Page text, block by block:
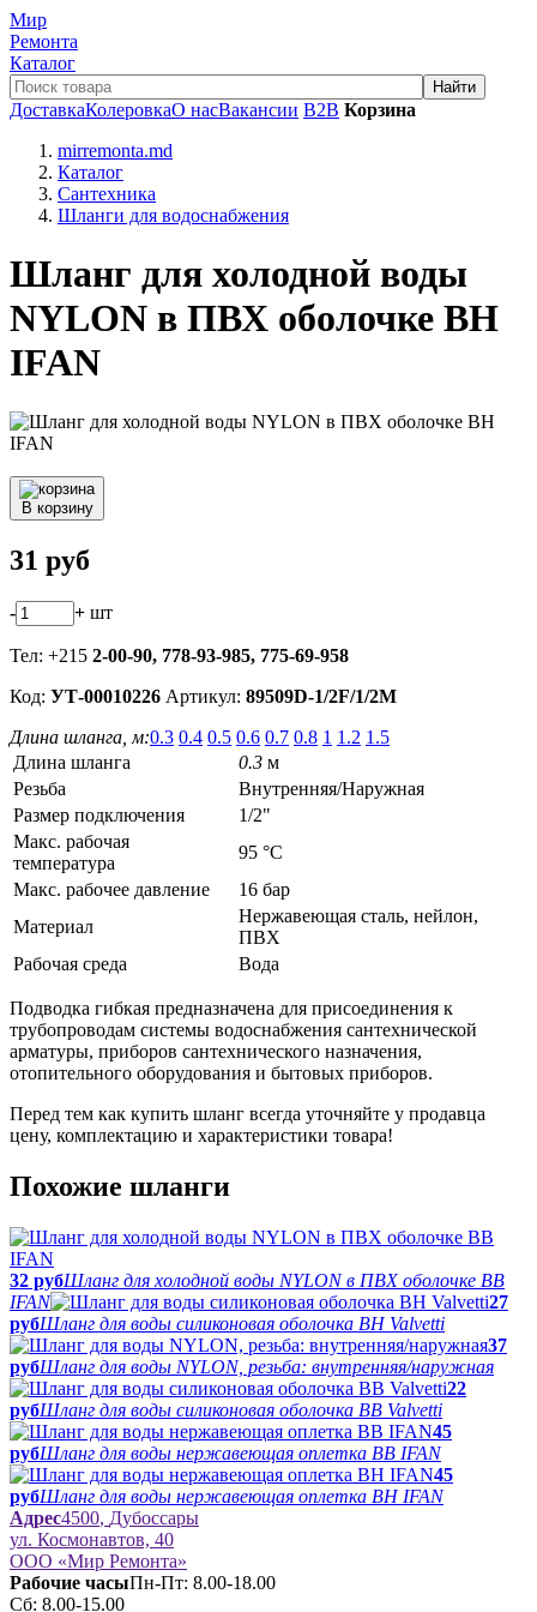
Мир
Ремонта
Каталог
ДоставкаКолеровкаО насВакансии B2B Корзина
mirremonta.md
Каталог
Сантехника
Шланги для водоснабжения
Шланг для холодной воды
NYLON в ПВХ оболочке ВН
IFAN
В корзину
31 руб
- + шт
Тел: +215 2-00-90, 778-93-985, 775-69-958
Код: УТ-00010226 Артикул: 89509D-1/2F/1/2M
Длина шланга, м:0.3 0.4 0.5 0.6 0.7 0.8 1 1.2 1.5
Длина шланга
0.3 м
Резьба
Внутренняя/Наружная
Размер подключения
1/2"
Макс. рабочая
температура
95 °C
Макс. рабочее давление
16 бар
Материал
Нержавеющая сталь, нейлон,
ПВХ
Рабочая среда
Вода
Подводка гибкая предназначена для присоединения к
трубопроводам системы водоснабжения сантехнической
арматуры, приборов сантехнического назначения,
отопительного оборудования и бытовых приборов.
Перед тем как купить шланг всегда уточняйте у продавца
цену, комплектацию и характеристики товара!
Похожие шланги
32 рубШланг для холодной воды NYLON в ПВХ оболочке ВВ
IFAN
27
рубШланг для воды силиконовая оболочка ВН Valvetti
37
рубШланг для воды NYLON, резьба: внутренняя/наружная
22
рубШланг для воды силиконовая оболочка ВВ Valvetti
45
рубШланг для воды нержавеющая оплетка ВВ IFAN
45
рубШланг для воды нержавеющая оплетка ВН IFAN
Адрес4500, Дубоссары
ул. Космонавтов, 40
ООО «Мир Ремонта»
Рабочие часыПн-Пт: 8.00-18.00
Сб: 8.00-15.00